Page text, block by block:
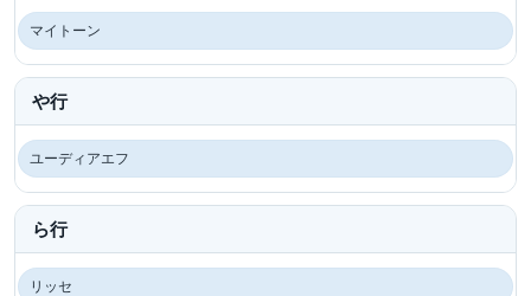
マイトーン
や行
ユーディアエフ
ら行
リッセ